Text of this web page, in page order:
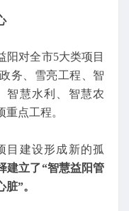
阳对全市5大类项目
务、雪亮工程、智
智慧水利、智慧农
点工程。
目建设形成新的孤
建立了“智慧益阳管
”。